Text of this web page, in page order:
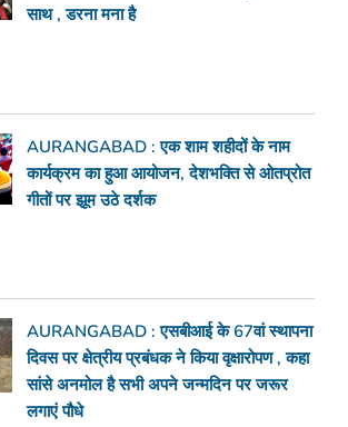
साथ , डरना मना है
AURANGABAD : एक शाम शहीदों के नाम
कार्यक्रम का हुआ आयोजन, देशभक्ति से ओतप्रोत
गीतों पर झूम उठे दर्शक
AURANGABAD : एसबीआई के 67वां स्थापना
दिवस पर क्षेत्रीय प्रबंधक ने किया वृक्षारोपण , कहा
सांसे अनमोल है सभी अपने जन्मदिन पर जरूर
लगाएं पौधे